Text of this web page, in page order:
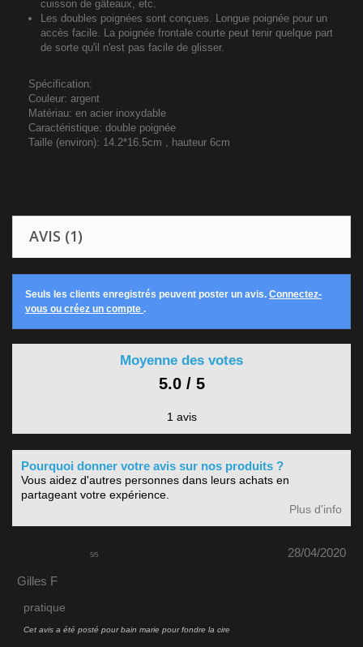
cuisson de gâteaux, etc.
Les doubles poignées sont conçues. Longue poignée pour un
accès facile. La poignée frontale courte peut tenir quelque part
de sorte qu'il n'est pas facile de glisser.
Spécification:
Couleur: argent
Matériau: en acier inoxydable
Caractéristique: double poignée
Taille (environ): 14.2*16.5cm , hauteur 6cm
AVIS (1)
Seuls les clients enregistrés peuvent poster un avis. Connectez-
vous ou créez un compte .
Moyenne des votes
5.0 / 5
1 avis
Pourquoi donner votre avis sur nos produits ?
Vous aidez d'autres personnes dans leurs achats en
partageant votre expérience.
Plus d'info
5/5 28/04/2020
Gilles F
pratique
Cet avis a été posté pourbain marie pour fondre la cire